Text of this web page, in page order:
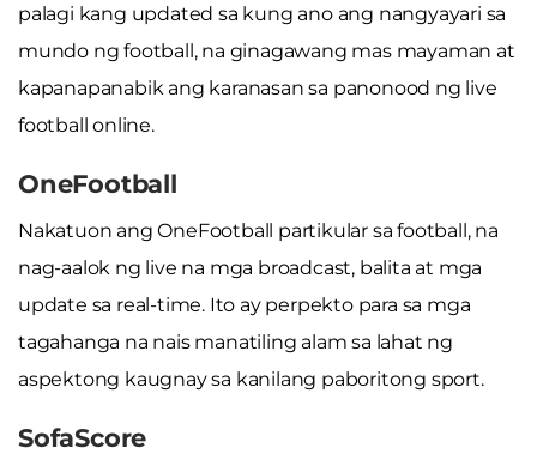
palagi kang updated sa kung ano ang nangyayari sa
mundo ng football, na ginagawang mas mayaman at
kapanapanabik ang karanasan sa panonood ng live
football online.
OneFootball
Nakatuon ang OneFootball partikular sa football, na
nag-aalok ng live na mga broadcast, balita at mga
update sa real-time. Ito ay perpekto para sa mga
tagahanga na nais manatiling alam sa lahat ng
aspektong kaugnay sa kanilang paboritong sport.
SofaScore